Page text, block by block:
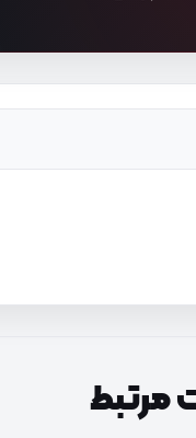
مرتبط